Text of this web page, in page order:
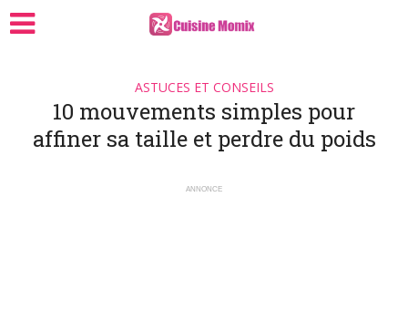
ASTUCES ET CONSEILS
10 mouvements simples pour
affiner sa taille et perdre du poids
ANNONCE